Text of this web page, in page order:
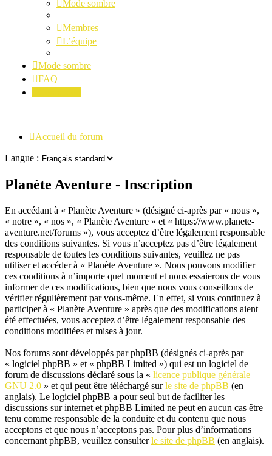
Mode sombre
Membres
L’équipe
Mode sombre
FAQ
Accueil du forum
Langue :
Planète Aventure - Inscription
En accédant à « Planète Aventure » (désigné ci-après par « nous »,
« notre », « nos », « Planète Aventure » et « https://www.planete-
aventure.net/forums »), vous acceptez d’être légalement responsable
des conditions suivantes. Si vous n’acceptez pas d’être légalement
responsable de toutes les conditions suivantes, veuillez ne pas
utiliser et accéder à « Planète Aventure ». Nous pouvons modifier
ces conditions à n’importe quel moment et nous essaierons de vous
informer de ces modifications, bien que nous vous conseillons de
vérifier régulièrement par vous-même. En effet, si vous continuez à
participer à « Planète Aventure » après que des modifications aient
été effectuées, vous acceptez d’être légalement responsable des
conditions modifiées et mises à jour.
Nos forums sont développés par phpBB (désignés ci-après par
« logiciel phpBB » et « phpBB Limited ») qui est un logiciel de
forum de discussions déclaré sous la « licence publique générale
GNU 2.0 » et qui peut être téléchargé surle site de phpBB (en
anglais). Le logiciel phpBB a pour seul but de faciliter les
discussions sur internet et phpBB Limited ne peut en aucun cas être
tenu comme responsable de la conduite et du contenu que nous
acceptons et que nous n’acceptons pas. Pour plus d’informations
concernant phpBB, veuillez consulterle site de phpBB (en anglais).